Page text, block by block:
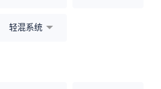
轻混系统